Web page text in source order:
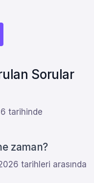
Sorular
tarihinde
zaman?
tarihleri arasında